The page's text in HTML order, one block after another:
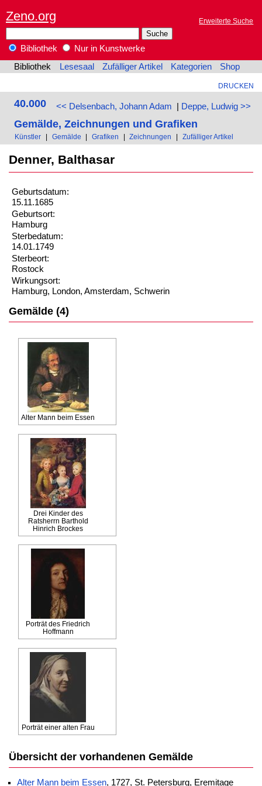
Zeno.org Erweiterte Suche
Bibliothek
Nur in Kunstwerke
Bibliothek
Lesesaal Zufälliger Artikel Kategorien Shop
DRUCKEN
<< Delsenbach, Johann Adam | Deppe, Ludwig >>
40.000
Gemälde, Zeichnungen und Grafiken
Künstler | Gemälde | Grafiken | Zeichnungen | Zufälliger Artikel
Denner, Balthasar
Geburtsdatum:
15.11.1685
Geburtsort:
Hamburg
Sterbedatum:
14.01.1749
Sterbeort:
Rostock
Wirkungsort:
Hamburg, London, Amsterdam, Schwerin
Gemälde (4)
Alter Mann beim Essen
Drei Kinder des
Ratsherrn Barthold
Hinrich Brockes
Porträt des Friedrich
Hoffmann
Porträt einer alten Frau
Übersicht der vorhandenen Gemälde
Alter Mann beim Essen, 1727, St. Petersburg, Eremitage